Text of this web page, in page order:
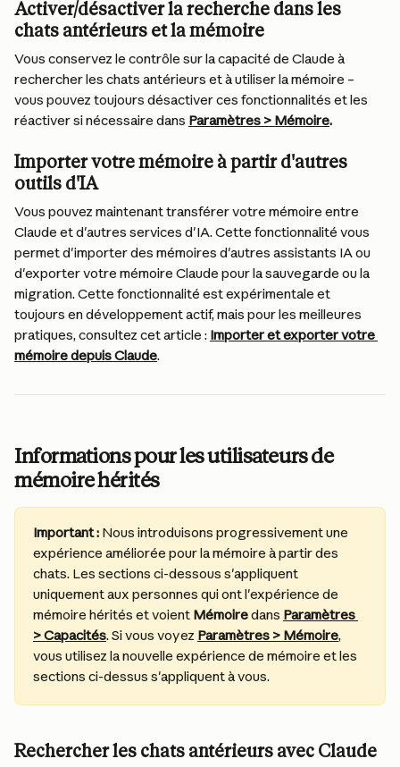
Activer/désactiver la recherche dans les
chats antérieurs et la mémoire
Vous conservez le contrôle sur la capacité de Claude à
rechercher les chats antérieurs et à utiliser la mémoire –
vous pouvez toujours désactiver ces fonctionnalités et les
réactiver si nécessaire dans Paramètres > Mémoire.
Importer votre mémoire à partir d'autres
outils d'IA
Vous pouvez maintenant transférer votre mémoire entre
Claude et d'autres services d'IA. Cette fonctionnalité vous
permet d'importer des mémoires d'autres assistants IA ou
d'exporter votre mémoire Claude pour la sauvegarde ou la
migration. Cette fonctionnalité est expérimentale et
toujours en développement actif, mais pour les meilleures
pratiques, consultez cet article : Importer et exporter votre
mémoire depuis Claude.
Informations pour les utilisateurs de
mémoire hérités
Important : Nous introduisons progressivement une
expérience améliorée pour la mémoire à partir des
chats. Les sections ci-dessous s'appliquent
uniquement aux personnes qui ont l'expérience de
mémoire hérités et voient Mémoire dans Paramètres
> Capacités. Si vous voyez Paramètres > Mémoire,
vous utilisez la nouvelle expérience de mémoire et les
sections ci-dessus s'appliquent à vous.
Rechercher les chats antérieurs avec Claude